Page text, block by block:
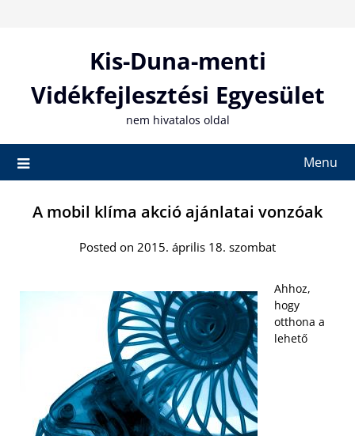
Kis-Duna-menti
Vidékfejlesztési Egyesület
nem hivatalos oldal
Menu
A mobil klíma akció ajánlatai vonzóak
Posted on 2015. április 18. szombat
Ahhoz,
hogy
otthona a
lehető